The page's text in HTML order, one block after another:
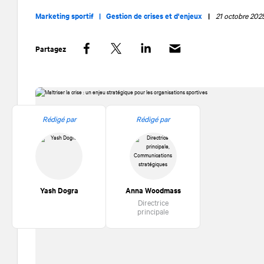
Marketing sportif | Gestion de crises et d'enjeux | 21 octobre
Partagez
Rédigé par
Yash Dogra
Rédigé par
Anna Woodmass
Directrice
principale